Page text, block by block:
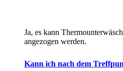
Ja, es kann
angezogen werden.
Kann ich nach dem